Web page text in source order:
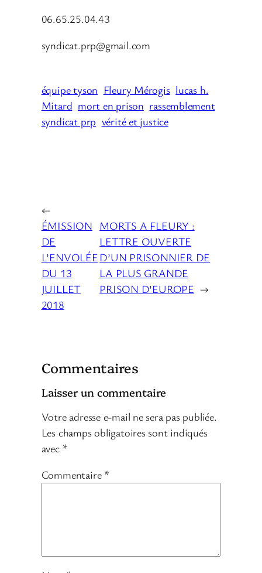
06.65.25.04.43
syndicat.prp@gmail.com
équipe tyson Fleury Mérogis lucas h.
Mitard mort en prison rassemblement
syndicat prp vérité et justice
←
ÉMISSION
DE
L’ENVOLÉE
DU 13
JUILLET
2018
MORTS A FLEURY :
LETTRE OUVERTE
D’UN PRISONNIER DE
LA PLUS GRANDE
PRISON D’EUROPE →
Commentaires
Laisser un commentaire
Votre adresse e-mail ne sera pas publiée.
Les champs obligatoires sont indiqués
avec *
Commentaire *